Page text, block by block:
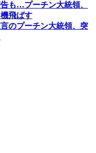
も…プーチン大統領、
飛ばす
のプーチン大統領、突